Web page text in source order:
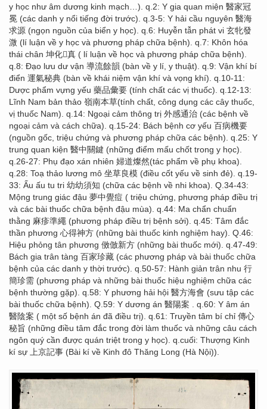
y học như âm dương kinh mạch…). q.2: Y gia quan miện 醫家冠
冕 (các danh y nổi tiếng đời trước). q.3-5: Y hải cầu nguyên 醫海
求源 (ngọn nguồn của biển y học). q.6: Huyễn tẫn phát vi 玄牝發
溦 (lí luận về y học và phương pháp chữa bệnh). q.7: Khôn hóa
thái chân 坤化񠈚真 ( lí luận về học và phương pháp chữa bệnh).
q.8: Đạo lưu dư vận 導流餘韻 (bàn về y lí, y thuật). q.9: Vận khí bí
điển 運氣秘典 (bàn về khái niệm vận khí và vọng khí). q.10-11:
Dược phẩm vựng yếu 藥品彙要 (tính chất các vị thuốc). q.12-13:
Lĩnh Nam bản thảo 嶺南本草(tính chất, công dụng các cây thuốc,
vị thuốc Nam). q.14: Ngoại cảm thông trị 外感通治 (các bệnh về
ngoại cảm và cách chữa). q.15-24: Bách bệnh cơ yếu 百病機要
(nguồn gốc, triệu chứng và phương pháp chữa các bệnh). q.25: Y
trung quan kiện 醫中關鍵 (những điểm mấu chốt trong y học).
q.26-27: Phụ đạo xán nhiên 婦道燦然(tác phẩm về phụ khoa).
q.28: Toạ thảo lương mô 坐草良模 (điều cốt yếu về sinh đẻ). q.19-
33: Ấu ấu tu tri 幼幼須知 (chữa các bệnh về nhi khoa). Q.34-43:
Mộng trung giác đậu 夢中覺痘 ( triệu chứng, phương pháp điều trị
và các bài thuốc chữa bệnh đậu mùa). q.44: Ma chẩn chuẩn
thằng 麻疹準繩 (phương pháp điều trị bệnh sởi). q.45: Tâm đắc
thần phương 心得神方 (những bài thuốc kinh nghiệm hay). Q.46:
Hiệu phỏng tân phương 傚倣新方 (những bài thuốc mới). q.47-49:
Bách gia trân tàng 百家珍藏 (các phương pháp và bài thuốc chữa
bệnh của các danh y thời trước). q.50-57: Hành giản trân nhu 行
簡珍需 (phương pháp và những bài thuốc hiệu nghiệm chữa các
bệnh thường gặp). q.58: Y phương hải hội 醫方海會 (sưu tập các
bài thuốc chữa bệnh). Q.59: Y dương án 醫陽案 . q.60: Y âm án
醫陰案 ( một số bệnh án đã điều trị). q.61: Truyền tâm bí chỉ 傳心
秘旨 (những điều tâm đắc trong đời làm thuốc và những câu cách
ngôn quý cần được quán triệt trong y học). q.cuối: Thượng Kinh
kí sự 上京記事 (Bài kí về Kinh đô Thăng Long (Hà Nội)).